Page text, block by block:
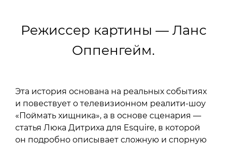
Режиссер картины — Ланс
Оппенгейм.
Эта история основана на реальных событиях
и повествует о телевизионном реалити-шоу
«Поймать хищника», а в основе сценария —
статья Люка Дитриха для Esquire, в которой
он подробно описывает сложную и спорную